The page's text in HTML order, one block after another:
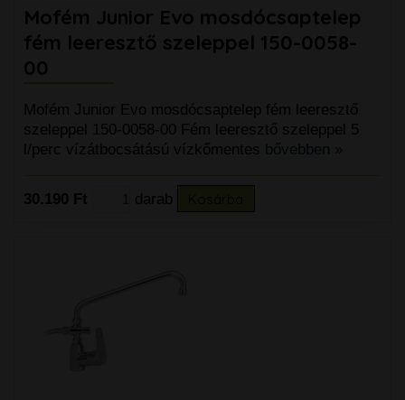
Mofém Junior Evo mosdócsaptelep
fém leeresztő szeleppel 150-0058-
00
Mofém Junior Evo mosdócsaptelep fém leeresztő
szeleppel 150-0058-00 Fém leeresztő szeleppel 5
l/perc vízátbocsátású vízkőmentes
bővebben »
30.190 Ft darab